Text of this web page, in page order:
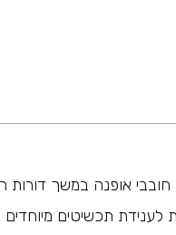
אופנה במשך דורות
תכשיטים מיוחדים